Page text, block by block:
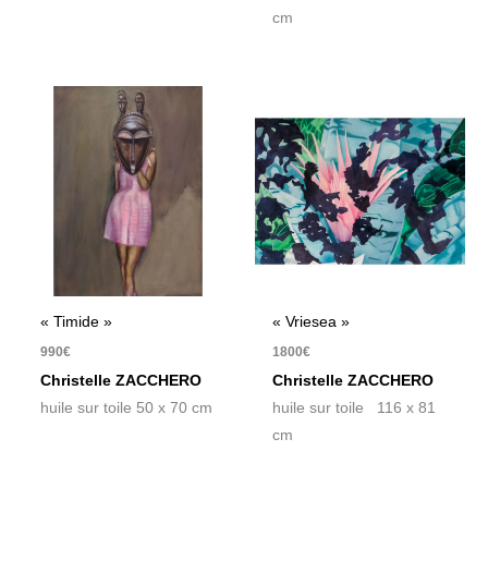
cm
« Timide »
990€
Christelle ZACCHERO
huile sur toile 50 x 70 cm
« Vriesea »
1800€
Christelle ZACCHERO
huile sur toile 116 x 81
cm